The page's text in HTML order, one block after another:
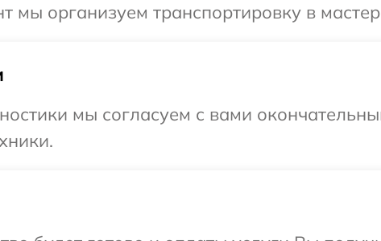
мы организуем транспортировку в
мы согласуем с вами